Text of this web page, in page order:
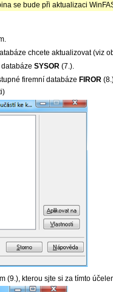
se bude při aktualizaci
chcete aktualizovat (viz
SYSOR(7.).
firemní databáze FIROR
(9.), kterou sjte si za tímto